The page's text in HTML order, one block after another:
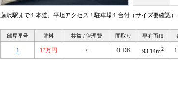
藤沢駅まで１本道、平坦アクセス！駐車場１台付（サイズ要確認
部屋番号 賃料 共益 / 管理費 間取り 専有面積
1 17万円 - / - 4LDK 93.14ｍ2